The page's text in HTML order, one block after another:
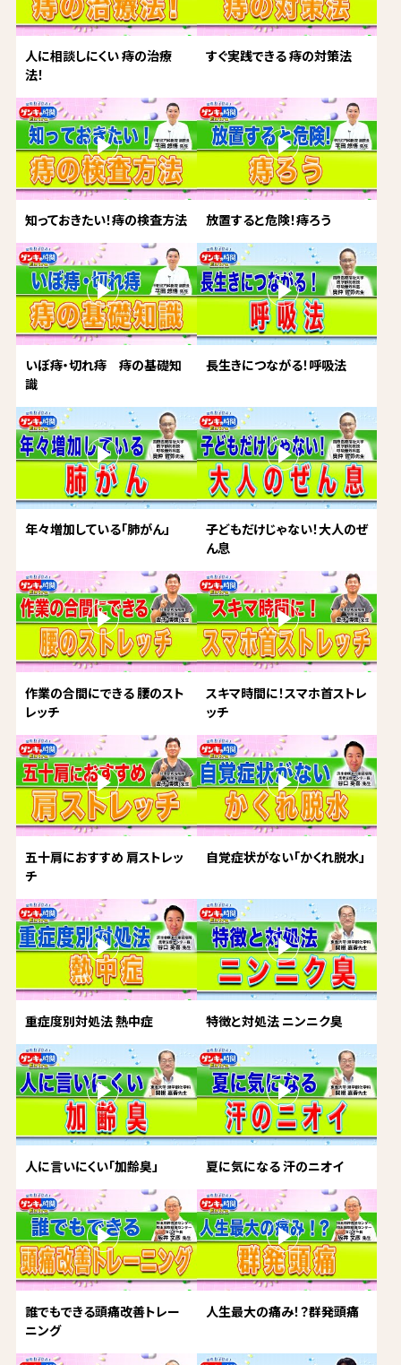
人に相談しにくい 痔の治療
法！
すぐ実践できる 痔の対策法
知っておきたい！痔の検査方法 放置すると危険！痔ろう
いぼ痔・切れ痔 痔の基礎知
識
長生きにつながる！呼吸法
年々増加している「肺がん」
子どもだけじゃない！大人のぜ
ん息
作業の合間にできる 腰のスト
レッチ
スキマ時間に！スマホ首ストレ
ッチ
五十肩におすすめ 肩ストレッ
チ
自覚症状がない「かくれ脱水」
重症度別対処法 熱中症 特徴と対処法 ニンニク臭
人に言いにくい「加齢臭」 夏に気になる 汗のニオイ
誰でもできる頭痛改善トレー
ニング
人生最大の痛み！？群発頭痛